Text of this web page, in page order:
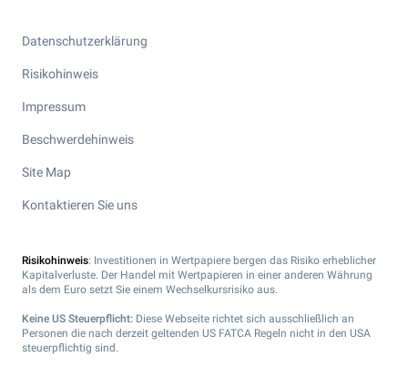
Datenschutzerklärung
Risikohinweis
Impressum
Beschwerdehinweis
Site Map
Kontaktieren Sie uns
Risikohinweis: Investitionen in Wertpapiere bergen das Risiko erheblicher
Kapitalverluste. Der Handel mit Wertpapieren in einer anderen Währung
als dem Euro setzt Sie einem Wechselkursrisiko aus.
Keine US Steuerpflicht: Diese Webseite richtet sich ausschließlich an
Personen die nach derzeit geltenden US FATCA Regeln nicht in den USA
steuerpflichtig sind.